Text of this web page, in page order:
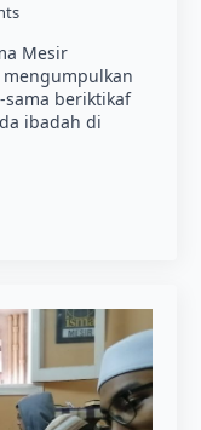
Mesir
mengumpulkan
beriktikaf
ibadah di